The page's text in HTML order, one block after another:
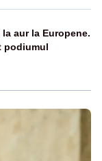
aur la Europene.
podiumul